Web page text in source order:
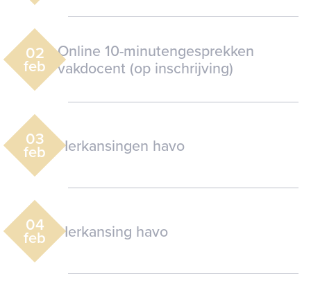
02
feb
Online 10-minutengesprekken
vakdocent (op inschrijving)
03
feb Herkansingen havo
04
feb Herkansing havo